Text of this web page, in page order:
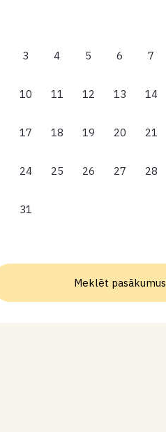
3 4 5 6 7
10 11 12 13 14
17 18 19 20 21
24 25 26 27 28
31
Meklēt pasākumus